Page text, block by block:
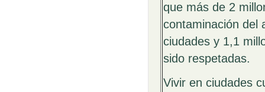
que más de 2
contaminación del
ciudades y 1,1
sido respetadas.
Vivir en ciudades